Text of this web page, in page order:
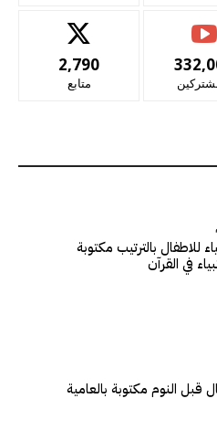
2,790
متابع
للاطفال بالترتيب مكتوبة
في القرآن
النوم مكتوبة بالعامية